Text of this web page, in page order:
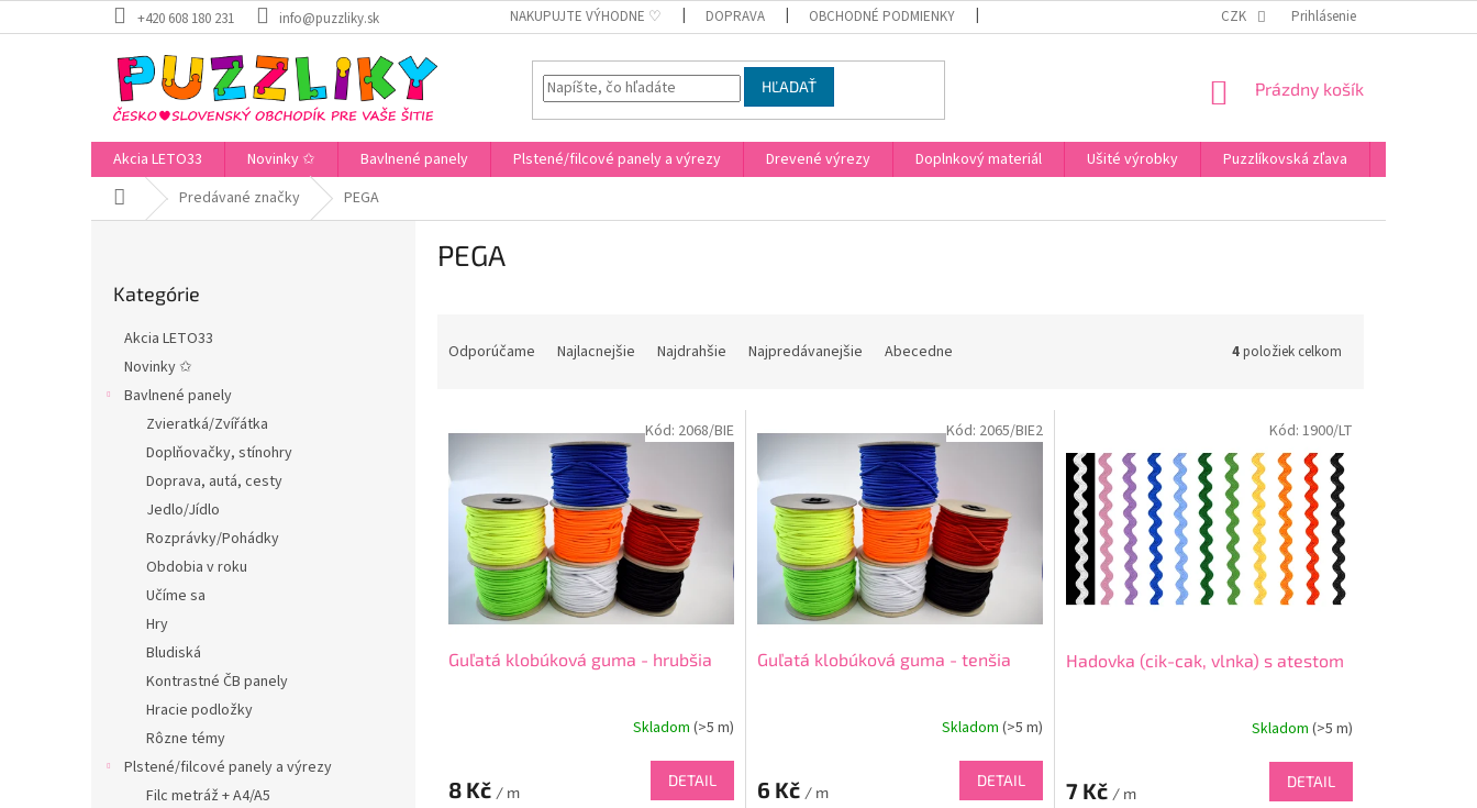
na
+420 608 180 231 info@puzzliky.sk NAKUPUJTE VÝHODNE ♡ DOPRAVA OBCHODNÉ PODMIENKY PODMIENKY OCHRANY OSOBNÝCH ÚDAJOV PREHLÁSENIA
CZK Prihlásenie
HĽADAŤ
NÁKUPNÝ
Prázdny košík
Akcia LETO33 Novinky ✩ Bavlnené panely Plstené/filcové panely a výrezy Drevené výrezy Doplnkový materiál Ušité výrobky Puzzlíkovská zľava
DomovPredávané značky PEGA
kategórie
Kategórie
Akcia LETO33
Novinky ✩
Bavlnené panely
Zvieratká/Zvířátka
Doplňovačky, stínohry
Doprava, autá, cesty
Jedlo/Jídlo
Rozprávky/Pohádky
Obdobia v roku
Učíme sa
Hry
Bludiská
Kontrastné ČB panely
Hracie podložky
Rôzne témy
Plstené/filcové panely a výrezy
Filc metráž + A4/A5
PEGA
p
Odporúčame Najlacnejšie Najdrahšie Najpredávanejšie Abecedne 4položiek celkom
p
Guľatá klobúková guma - hrubšia
Skladom (>5 m)
8 Kč / m
DETAIL
Kód: 2068/BIE
Guľatá klobúková guma - tenšia
Skladom (>5 m)
6 Kč / m
DETAIL
Kód: 2065/BIE2
Hadovka (cik-cak, vlnka) s atestom
Skladom (>5 m)
7 Kč / m
DETAIL
Kód: 1900/LT